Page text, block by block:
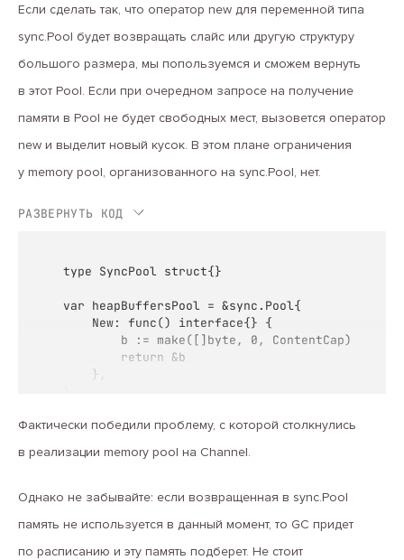
Если сделать так, что оператор new для переменной типа
sync.Pool будет возвращать слайс или другую структуру
большого размера, мы попользуемся и сможем вернуть
в этот Pool. Если при очередном запросе на получение
памяти в Pool не будет свободных мест, вызовется оператор
new и выделит новый кусок. В этом плане ограничения
у memory pool, организованного на sync.Pool, нет.
type SyncPool struct{}
var heapBuffersPool = &sync.Pool{
func (p *SyncPool) GetBytes() *[]byte {
}
func (p *SyncPool) PutBytes(b *[]byte) {
		return
	}
РАЗВЕРНУТЬ КОД
Фактически победили проблему, с которой столкнулись
в реализации memory pool на Channel.
Однако не забывайте: если возвращенная в sync.Pool
память не используется в данный момент, то GC придет
по расписанию и эту память подберет. Не стоит